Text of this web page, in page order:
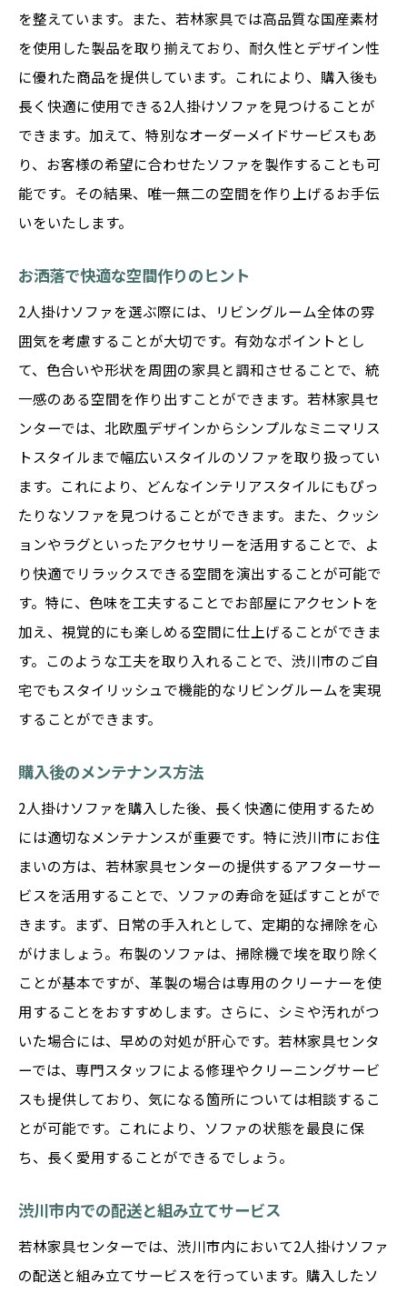
限定販売ソファの特徴
地域密着型のサービス内容
若林家具ならではのアフターサービス
地元職人による品質保証
渋川市住民に嬉しい特典情報
オーダーメイドで理想のソファを実現
渋川市で理想の2人掛けソファを見つけるための
初めてのソファ選びの基礎知識
渋川市内での注目ショップ紹介
オンラインとオフラインの購入プロセス
季節ごとのインテリア提案
購入後のサポート体制を確認
ソファ選びに役立つ最新トレンド
座り心地とデザインを両立する2人掛けソファの
魅力とは
快適性を重視したデザイン選び
リビングを彩る色彩の選び方
長く使える耐久性のポイント
利用シーンに応じた柔軟な選択肢
実際に試してみた感想とレビュー
渋川市在住の方必見！2人掛けソファの選び方と
生活スタイルに合った選び方ガイド
渋川市でのベストプライス情報
季節に応じたおすすめカラー
長期間使用を考慮した選び方
プロの視点から見る選び方のコツ
を整えています。また、若林家具では高品質な国産素材
を使用した製品を取り揃えており、耐久性とデザイン性
に優れた商品を提供しています。これにより、購入後も
長く快適に使用できる2人掛けソファを見つけることが
できます。加えて、特別なオーダーメイドサービスもあ
り、お客様の希望に合わせたソファを製作することも可
能です。その結果、唯一無二の空間を作り上げるお手伝
いをいたします。
お洒落で快適な空間作りのヒント
2人掛けソファを選ぶ際には、リビングルーム全体の雰
囲気を考慮することが大切です。有効なポイントとし
て、色合いや形状を周囲の家具と調和させることで、統
一感のある空間を作り出すことができます。若林家具セ
ンターでは、北欧風デザインからシンプルなミニマリス
トスタイルまで幅広いスタイルのソファを取り扱ってい
ます。これにより、どんなインテリアスタイルにもぴっ
たりなソファを見つけることができます。また、クッシ
ョンやラグといったアクセサリーを活用することで、よ
り快適でリラックスできる空間を演出することが可能で
す。特に、色味を工夫することでお部屋にアクセントを
加え、視覚的にも楽しめる空間に仕上げることができま
す。このような工夫を取り入れることで、渋川市のご自
宅でもスタイリッシュで機能的なリビングルームを実現
することができます。
購入後のメンテナンス方法
2人掛けソファを購入した後、長く快適に使用するため
には適切なメンテナンスが重要です。特に渋川市にお住
まいの方は、若林家具センターの提供するアフターサー
ビスを活用することで、ソファの寿命を延ばすことがで
きます。まず、日常の手入れとして、定期的な掃除を心
がけましょう。布製のソファは、掃除機で埃を取り除く
ことが基本ですが、革製の場合は専用のクリーナーを使
用することをおすすめします。さらに、シミや汚れがつ
いた場合には、早めの対処が肝心です。若林家具センタ
ーでは、専門スタッフによる修理やクリーニングサービ
スも提供しており、気になる箇所については相談するこ
とが可能です。これにより、ソファの状態を最良に保
ち、長く愛用することができるでしょう。
渋川市内での配送と組み立てサービス
若林家具センターでは、渋川市内において2人掛けソファ
の配送と組み立てサービスを行っています。購入したソ